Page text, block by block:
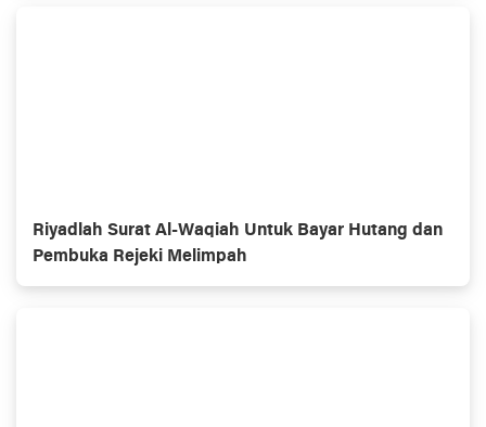
Riyadlah Surat Al-Waqiah Untuk Bayar Hutang dan
Pembuka Rejeki Melimpah